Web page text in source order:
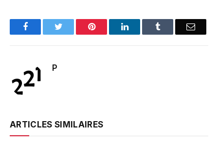
FacebookTwitter Pinterest LinkedInTumblr Email
P
ARTICLES SIMILAIRES